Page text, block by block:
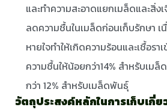
และทำความสะอาดแยกเมล็ดและสิ่ง
ลดความชื้นในเมล็ดก่อนเก็บรักษา เ
หายใจทำให้เกิดความร้อนและเชื้อร
ความชื้นให้น้อยกว่า14% สำหรับเมล็
กว่า 12% สำหรับเมล็ดพันธุ์
วัตถุประสงค์หลักในการเก็บเกี่ย